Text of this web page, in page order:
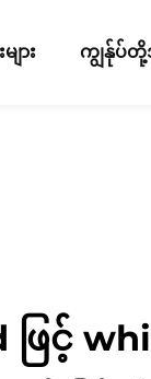
ား ကျွန်ုပ်
ဖြင့်